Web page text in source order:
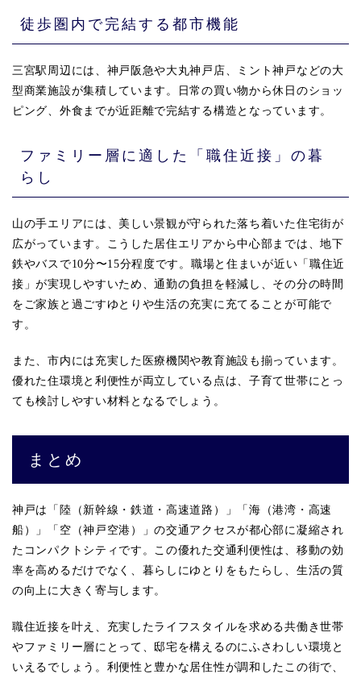
徒歩圏内で完結する都市機能
三宮駅周辺には、神戸阪急や大丸神戸店、ミント神戸などの大
型商業施設が集積しています。日常の買い物から休日のショッ
ピング、外食までが近距離で完結する構造となっています。
ファミリー層に適した「職住近接」の暮
らし
山の手エリアには、美しい景観が守られた落ち着いた住宅街が
広がっています。こうした居住エリアから中心部までは、地下
鉄やバスで10分〜15分程度です。職場と住まいが近い「職住近
接」が実現しやすいため、通勤の負担を軽減し、その分の時間
をご家族と過ごすゆとりや生活の充実に充てることが可能で
す。
また、市内には充実した医療機関や教育施設も揃っています。
優れた住環境と利便性が両立している点は、子育て世帯にとっ
ても検討しやすい材料となるでしょう。
まとめ
神戸は「陸（新幹線・鉄道・高速道路）」「海（港湾・高速
船）」「空（神戸空港）」の交通アクセスが都心部に凝縮され
たコンパクトシティです。この優れた交通利便性は、移動の効
率を高めるだけでなく、暮らしにゆとりをもたらし、生活の質
の向上に大きく寄与します。
職住近接を叶え、充実したライフスタイルを求める共働き世帯
やファミリー層にとって、邸宅を構えるのにふさわしい環境と
いえるでしょう。利便性と豊かな居住性が調和したこの街で、